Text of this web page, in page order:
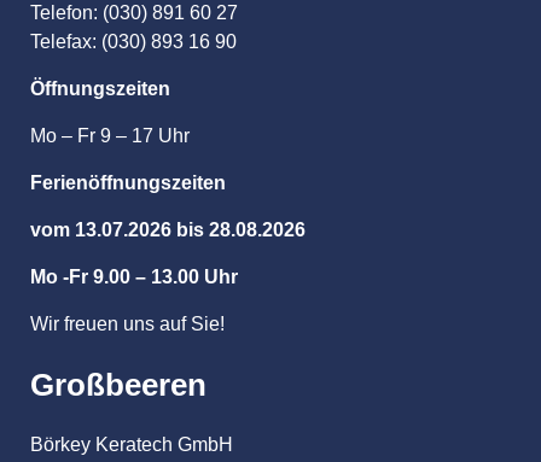
Telefon: (030) 891 60 27
Telefax: (030) 893 16 90
Öffnungszeiten
Mo – Fr 9 – 17 Uhr
Ferienöffnungszeiten
vom 13.07.2026 bis 28.08.2026
Mo -Fr 9.00 – 13.00 Uhr
Wir freuen uns auf Sie!
Großbeeren
Börkey Keratech GmbH